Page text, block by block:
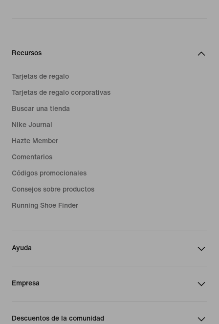
Recursos
Tarjetas de regalo
Tarjetas de regalo corporativas
Buscar una tienda
Nike Journal
Hazte Member
Comentarios
Códigos promocionales
Consejos sobre productos
Running Shoe Finder
Ayuda
Empresa
Descuentos de la comunidad